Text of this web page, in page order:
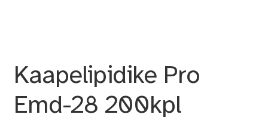
Kaapelipidike Pro
Emd-28 200kpl